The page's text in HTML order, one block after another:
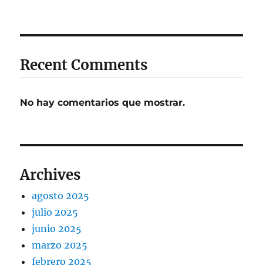
Recent Comments
No hay comentarios que mostrar.
Archives
agosto 2025
julio 2025
junio 2025
marzo 2025
febrero 2025